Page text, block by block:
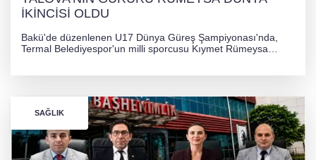
İKİNCİSİ OLDU
Bakü'de düzenlenen U17 Dünya Güreş Şampiyonası'nda,
Termal Belediyespor'un milli sporcusu Kıymet Rümeysa
SAĞLIK